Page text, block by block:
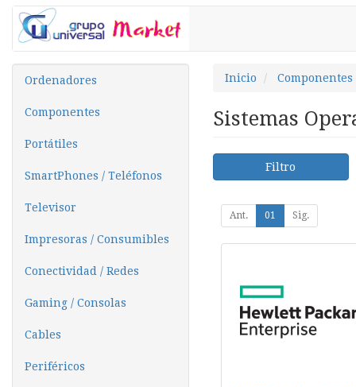
Ordenadores
Componentes
Portátiles
SmartPhones / Teléfonos
Televisor
Impresoras / Consumibles
Conectividad / Redes
Gaming / Consolas
Cables
Periféricos
Inicio Componentes
Sistemas
Filtro
Ant. 01 Sig.